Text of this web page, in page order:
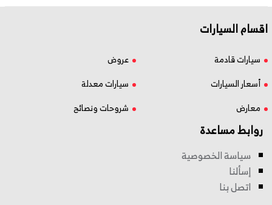
اقسام السيارات
سيارات قادمة
عروض
أسعار السيارات
سيارات معدلة
معارض
شروحات ونصائح
روابط مساعدة
سياسة الخصوصية
إسألنا
اتصل بنا